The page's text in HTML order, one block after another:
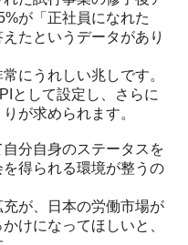
が「正社員になれた
たというデータがあり
にうれしい兆しです。
として設定し、さらに
が求められます。
分自身のステータスを
を得られる環境が整うの
が、日本の労働市場が
けになってほしいと、